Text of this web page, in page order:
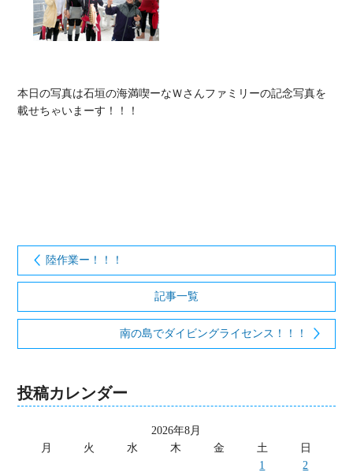
本日の写真は石垣の海満喫ーなＷさんファミリーの記念写真を
載せちゃいまーす！！！
陸作業ー！！！
記事一覧
南の島でダイビングライセンス！！！
投稿カレンダー
2026年8月
月
火 水 木 金 土
日
1
2